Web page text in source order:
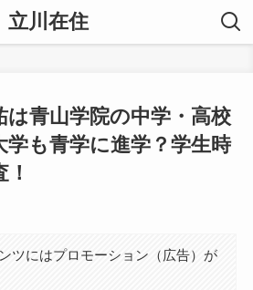
立川在住
は青山学院の中学・高校
学も青学に進学？学生時
ツにはプロモーション（広告）が